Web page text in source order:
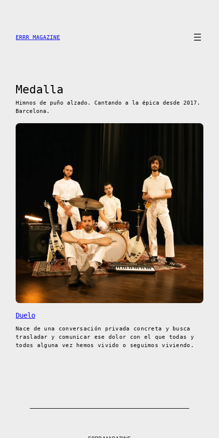
contenido
ERRR MAGAZINE
Medalla
Himnos de puño alzado. Cantando a la épica desde 2017.
Barcelona.
Duelo
Nace de una conversación privada concreta y busca
trasladar y comunicar ese dolor con el que todas y
todos alguna vez hemos vivido o seguimos viviendo.